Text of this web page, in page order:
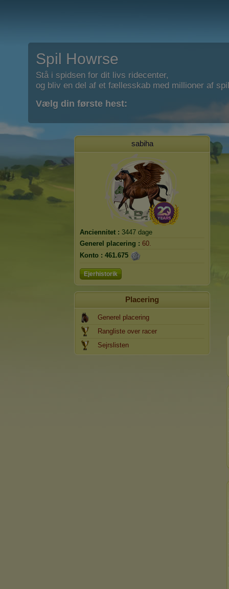
Spil Howrse
Stå i spidsen for dit livs ridecenter,
og bliv en del af et fællesskab med millioner af
Vælg din første hest:
sabiha
Anciennitet : 3447 dage
Generel placering : 60.
Konto : 461.675
Ejerhistorik
Placering
Generel placering
Rangliste over racer
Sejrslisten